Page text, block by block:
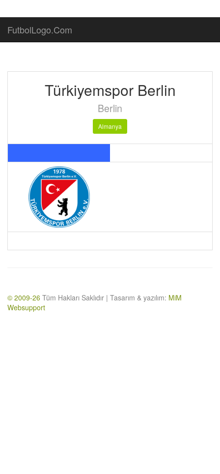
FutbolLogo.Com
Türkiyemspor Berlin
Berlin
Almanya
© 2009-26 Tüm Hakları Saklıdır | Tasarım & yazılım: MiM
Websupport